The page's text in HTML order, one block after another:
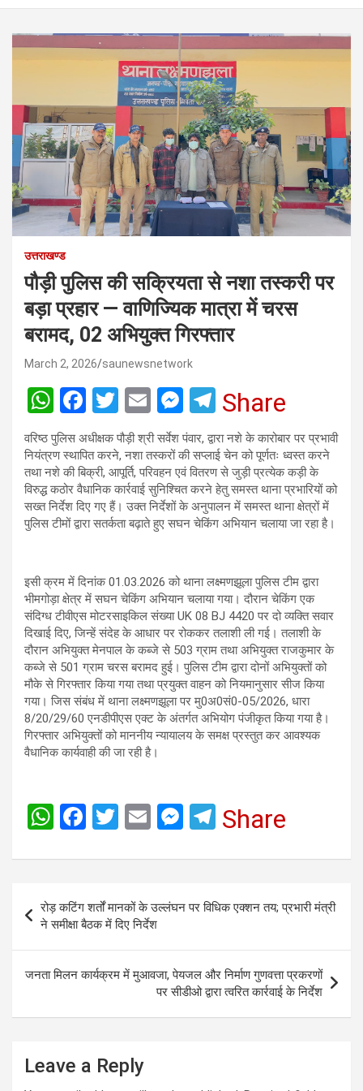
उत्तराखण्ड
पौड़ी पुलिस की सक्रियता से नशा तस्करी पर
बड़ा प्रहार — वाणिज्यिक मात्रा में चरस
बरामद, 02 अभियुक्त गिरफ्तार
March 2, 2026 saunewsnetwork
W
h
at
s
A
p
F
a
ce
b
o
o
T
wi
tt
er
E
m
ail
M
es
se
n
g
er
T
el
e
gr
a
m
Share
वरिष्ठ पुलिस अधीक्षक पौड़ी श्री सर्वेश पंवार, द्वारा नशे के कारोबार पर प्रभावी
नियंत्रण स्थापित करने, नशा तस्करों की सप्लाई चेन को पूर्णतः ध्वस्त करने
तथा नशे की बिक्री, आपूर्ति, परिवहन एवं वितरण से जुड़ी प्रत्येक कड़ी के
विरुद्ध कठोर वैधानिक कार्रवाई सुनिश्चित करने हेतु समस्त थाना प्रभारियों को
सख्त निर्देश दिए गए हैं। उक्त निर्देशों के अनुपालन में समस्त थाना क्षेत्रों में
पुलिस टीमों द्वारा सतर्कता बढ़ाते हुए सघन चेकिंग अभियान चलाया जा रहा है।
इसी क्रम में दिनांक 01.03.2026 को थाना लक्ष्मणझूला पुलिस टीम द्वारा
भीमगोड़ा क्षेत्र में सघन चेकिंग अभियान चलाया गया। दौरान चेकिंग एक
संदिग्ध टीवीएस मोटरसाइकिल संख्या UK 08 BJ 4420 पर दो व्यक्ति सवार
दिखाई दिए, जिन्हें संदेह के आधार पर रोककर तलाशी ली गई। तलाशी के
दौरान अभियुक्त मेनपाल के कब्जे से 503 ग्राम तथा अभियुक्त राजकुमार के
कब्जे से 501 ग्राम चरस बरामद हुई। पुलिस टीम द्वारा दोनों अभियुक्तों को
मौके से गिरफ्तार किया गया तथा प्रयुक्त वाहन को नियमानुसार सीज किया
गया। जिस संबंध में थाना लक्ष्मणझूला पर मु0अ0सं0-05/2026, धारा
8/20/29/60 एनडीपीएस एक्ट के अंतर्गत अभियोग पंजीकृत किया गया है।
गिरफ्तार अभियुक्तों को माननीय न्यायालय के समक्ष प्रस्तुत कर आवश्यक
वैधानिक कार्यवाही की जा रही है।
W
at
A
p
p
F
ce
o
o
k
T
tt
er
E
ail
M
se
g
er
T
e
gr
a
m
Share
Post
navigation
रोड़ कटिंग शर्तों मानकों के उल्लंघन पर विधिक एक्शन तय; प्रभारी मंत्री
ने समीक्षा बैठक में दिए निर्देश
जनता मिलन कार्यक्रम में मुआवजा, पेयजल और निर्माण गुणवत्ता प्रकरणों
पर सीडीओ द्वारा त्वरित कार्रवाई के निर्देश
Leave a Reply